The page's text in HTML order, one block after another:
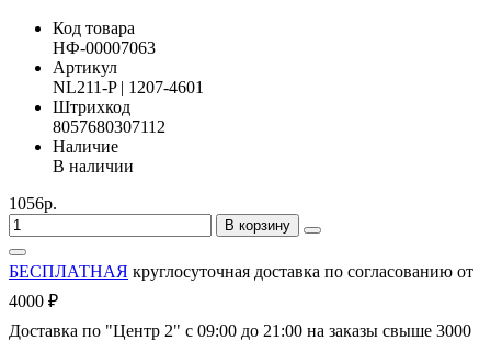
Код товара
НФ-00007063
Артикул
NL211-P | 1207-4601
Штрихкод
8057680307112
Наличие
В наличии
1056р.
В корзину
БЕСПЛАТНАЯ круглосуточная доставка по согласованию от
4000 ₽
Доставка по "Центр 2" с 09:00 до 21:00 на заказы свыше 3000